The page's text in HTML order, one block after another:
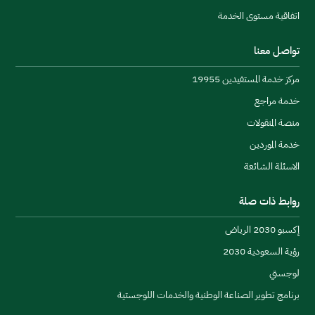
البشرية في القطاع، ونقل أفضل الممارسات والتجارب في
توطين صناعات السكك الحديدية.
اتفاقية مستوى الخدمة
تواصل معنا
مركز خدمة المستفيدين 19955
خدمة مراجع
منصة المنقولات
خدمة الموردين
الاسئلة الشائعة
روابط ذات صلة
إكسبو 2030 الرياض
رؤية السعودية 2030
لوجستي
برنامج تطوير الصناعة الوطنية والخدمات اللوجستية